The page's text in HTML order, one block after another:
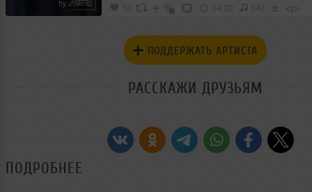
59 04:20 943 </>
ПОДДЕРЖАТЬ АРТИСТА
РАССКАЖИ ДРУЗЬЯМ
ПОДРОБНЕЕ